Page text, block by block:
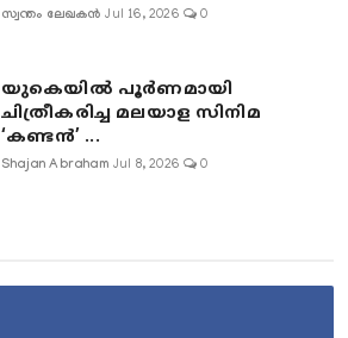
സ്വന്തം ലേഖകൻ Jul 16, 2026 0
യുകെയിൽ പൂർണമായി
ചിത്രീകരിച്ച മലയാള സിനിമ
‘കണ്ടൻ’ ...
Shajan Abraham Jul 8, 2026 0